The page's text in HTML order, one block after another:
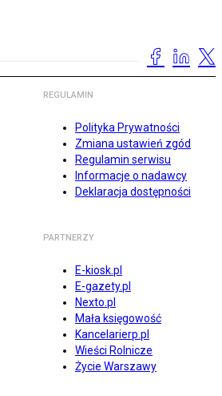
REGULAMIN
Polityka Prywatności
Zmiana ustawień zgód
Regulamin serwisu
Informacje o nadawcy
Deklaracja dostępności
PARTNERZY
E-kiosk.pl
E-gazety.pl
Nexto.pl
Mała księgowość
Kancelarierp.pl
Wieści Rolnicze
Życie Warszawy